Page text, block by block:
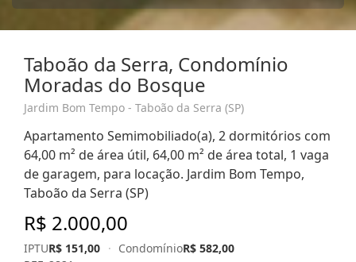
Taboão da Serra, Condomínio
Moradas do Bosque
Jardim Bom Tempo - Taboão da Serra (SP)
Apartamento Semimobiliado(a), 2 dormitórios com
64,00 m² de área útil, 64,00 m² de área total, 1 vaga
de garagem, para locação. Jardim Bom Tempo,
Taboão da Serra (SP)
R$ 2.000,00
IPTUR$ 151,00 · CondomínioR$ 582,00